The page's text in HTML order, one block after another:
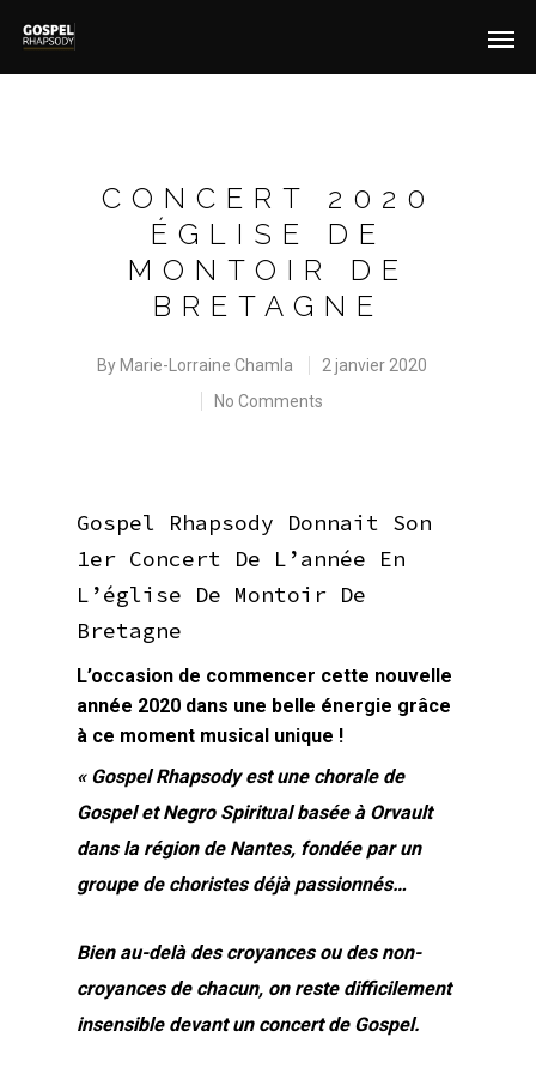
CONCERT 2020
ÉGLISE DE
MONTOIR DE
BRETAGNE
By Marie-Lorraine Chamla
2 janvier 2020
No Comments
Gospel Rhapsody Donnait Son
1er Concert De L’année En
L’église De Montoir De
Bretagne
L’occasion de commencer cette nouvelle
année 2020 dans une belle énergie grâce
à ce moment musical unique !
« Gospel Rhapsody est une chorale de
Gospel et Negro Spiritual basée à Orvault
dans la région de Nantes, fondée par un
groupe de choristes déjà passionnés…
Bien au-delà des croyances ou des non-
croyances de chacun, on reste difficilement
insensible devant un concert de Gospel.